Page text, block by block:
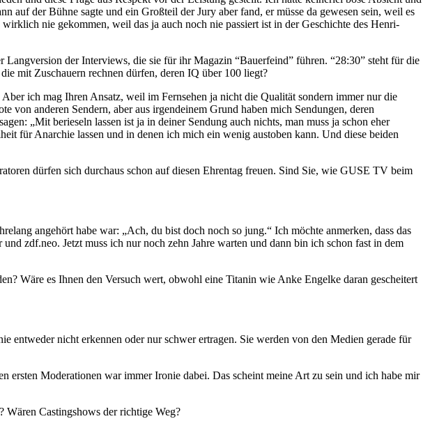
auf der Bühne sagte und ein Großteil der Jury aber fand, er müsse da gewesen sein, weil es
nie gekommen, weil das ja auch noch nie passiert ist in der Geschichte des Henri-
der Interviews, die sie für ihr Magazin “Bauerfeind” führen. “28:30” steht für die
mit Zuschauern rechnen dürfen, deren IQ über 100 liegt?
ich mag Ihren Ansatz, weil im Fernsehen ja nicht die Qualität sondern immer nur die
von anderen Sendern, aber aus irgendeinem Grund haben mich Sendungen, deren
„Mit berieseln lassen ist ja in deiner Sendung auch nichts, man muss ja schon eher
für Anarchie lassen und in denen ich mich ein wenig austoben kann. Und diese beiden
dürfen sich durchaus schon auf diesen Ehrentag freuen. Sind Sie, wie GUSE TV beim
angehört habe war: „Ach, du bist doch noch so jung.“ Ich möchte anmerken, dass das
zdf.neo. Jetzt muss ich nur noch zehn Jahre warten und dann bin ich schon fast in dem
Wäre es Ihnen den Versuch wert, obwohl eine Titanin wie Anke Engelke daran gescheitert
entweder nicht erkennen oder nur schwer ertragen. Sie werden von den Medien gerade für
Moderationen war immer Ironie dabei. Das scheint meine Art zu sein und ich habe mir
Castingshows der richtige Weg?